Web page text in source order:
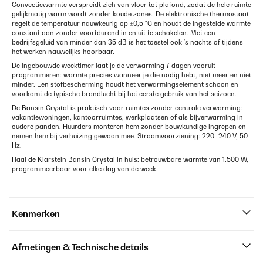
Convectiewarmte verspreidt zich van vloer tot plafond, zodat de hele ruimte
gelijkmatig warm wordt zonder koude zones. De elektronische thermostaat
regelt de temperatuur nauwkeurig op ±0,5 °C en houdt de ingestelde warmte
constant aan zonder voortdurend in en uit te schakelen. Met een
bedrijfsgeluid van minder dan 35 dB is het toestel ook 's nachts of tijdens
het werken nauwelijks hoorbaar.
De ingebouwde weektimer laat je de verwarming 7 dagen vooruit
programmeren: warmte precies wanneer je die nodig hebt, niet meer en niet
minder. Een stofbescherming houdt het verwarmingselement schoon en
voorkomt de typische brandlucht bij het eerste gebruik van het seizoen.
De Bansin Crystal is praktisch voor ruimtes zonder centrale verwarming:
vakantiewoningen, kantoorruimtes, werkplaatsen of als bijverwarming in
oudere panden. Huurders monteren hem zonder bouwkundige ingrepen en
nemen hem bij verhuizing gewoon mee. Stroomvoorziening: 220–240 V, 50
Hz.
Haal de Klarstein Bansin Crystal in huis: betrouwbare warmte van 1.500 W,
programmeerbaar voor elke dag van de week.
Kenmerken
Afmetingen & Technische details